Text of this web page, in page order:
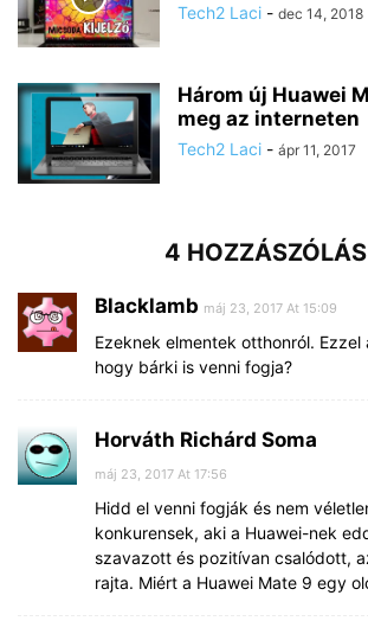
Tech2 Laci - dec 14, 2018
Három új Huawei
meg az interneten
Tech2 Laci - ápr 11, 2017
4 HOZZÁSZÓLÁS
Blacklamb máj 23, 2017 At 15:09
Ezeknek elmentek otthonról. Ezzel
hogy bárki is venni fogja?
Horváth Richárd Soma
máj 23, 2017 At 17:56
Hidd el venni fogják és nem
konkurensek, aki a Huawei-nek
szavazott és pozitívan csalódott,
rajta. Miért a Huawei Mate 9 egy